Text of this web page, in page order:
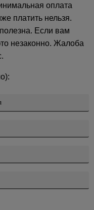
оплата
платить нельзя.
Если вам
незаконно. Жалоба